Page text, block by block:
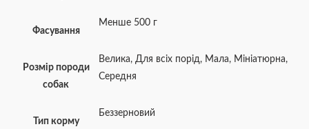
Фасування
Менше 500 г
Розмір породи
собак
Велика, Для всіх порід, Мала, Мініатюрна,
Середня
Тип корму
Беззерновий